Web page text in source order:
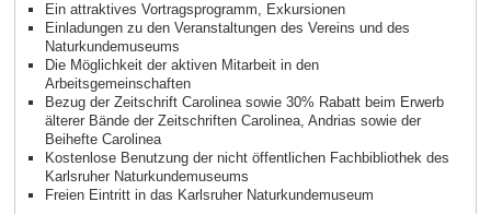
Ein attraktives Vortragsprogramm, Exkursionen
Einladungen zu den Veranstaltungen des Vereins und des
Naturkundemuseums
Die Möglichkeit der aktiven Mitarbeit in den
Arbeitsgemeinschaften
Bezug der Zeitschrift Carolinea sowie 30% Rabatt beim Erwerb
älterer Bände der Zeitschriften Carolinea, Andrias sowie der
Beihefte Carolinea
Kostenlose Benutzung der nicht öffentlichen Fachbibliothek des
Karlsruher Naturkundemuseums
Freien Eintritt in das Karlsruher Naturkundemuseum